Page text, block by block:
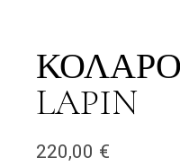
ΚΟΛΆΡΟ
LAPIN
220,00 €